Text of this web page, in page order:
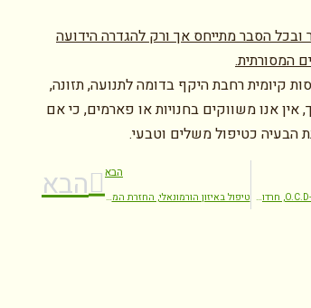
הסבר מתייחס אך ורק להגדרה הידועה
המסורתית.
קיומית רחבת היקף בדומה לתנועה, תזונה,
אין אנו משווקים בחנויות או פארמים, כי אם
הבעיה כטיפול משלים וטבעי.
המלצה על טיפול ב-O.C.D, חרדות ומצבי דיכאון
הבא
טיפול באיזון הורמונאלי, החזרת המחזור הבא